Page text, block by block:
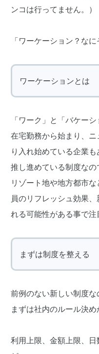
ンコは行ってません。）
「ワーケーション？なに
ワーケーションとは
「ワーク」と「バケー
在宅勤務から始まり、
り入れ始めている企業
推し進めている制度なの
リゾート地や地方都市
員のリフレッシュ効果
れる可能性がある事で注
まずは制度を整える
前例のない新しい制度な
まずは社内のルール決め
利用上限、金額上限、